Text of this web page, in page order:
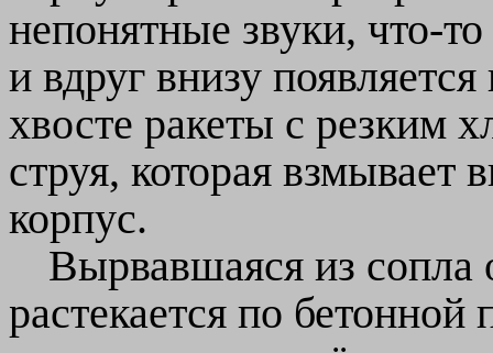
непонятные звуки, что-
и вдруг внизу
хвосте ракеты с резким
струя, которая взмывает
корпус.
Вырвавшаяся из сопла
растекается по бетонной